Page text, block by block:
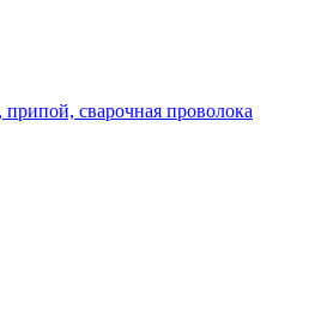
сварочная проволока